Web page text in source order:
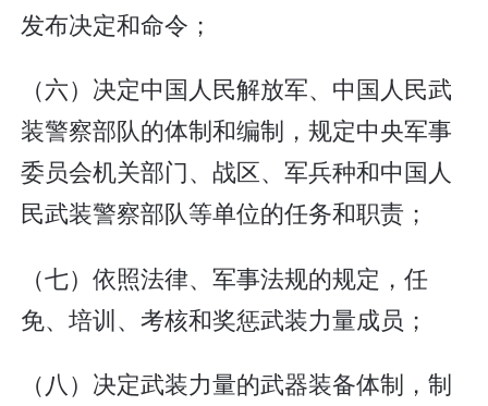
发布决定和命令；
（六）决定中国人民解放军、中国人民武
装警察部队的体制和编制，规定中央军事
委员会机关部门、战区、军兵种和中国人
民武装警察部队等单位的任务和职责；
（七）依照法律、军事法规的规定，任
免、培训、考核和奖惩武装力量成员；
（八）决定武装力量的武器装备体制，制